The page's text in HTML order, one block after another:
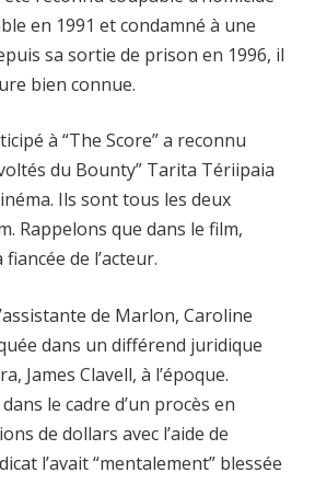
en 1991 et condamné à une
sa sortie de prison en 1996, il
bien connue.
à “The Score” a reconnu
du Bounty” Tarita Tériipaia
Ils sont tous les deux
Rappelons que dans le film,
de l’acteur.
de Marlon, Caroline
dans un différend juridique
James Clavell, à l’époque.
le cadre d’un procès en
de dollars avec l’aide de
l’avait “mentalement” blessée